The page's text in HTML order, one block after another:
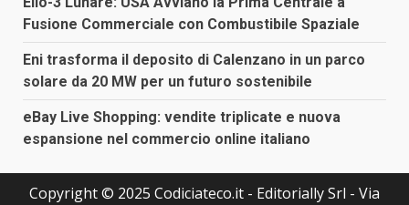
Fusione Commerciale con Combustibile Spaziale
Eni trasforma il deposito di Calenzano in un parco
solare da 20 MW per un futuro sostenibile
eBay Live Shopping: vendite triplicate e nuova
espansione nel commercio online italiano
Copyright © 2025 Codiciateco.it - Editorially Srl - Via